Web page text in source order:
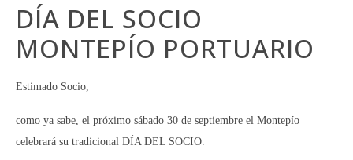
DÍA DEL SOCIO
MONTEPÍO PORTUARIO
Estimado Socio,
como ya sabe, el próximo sábado 30 de septiembre el Montepío
celebrará su tradicional DÍA DEL SOCIO.